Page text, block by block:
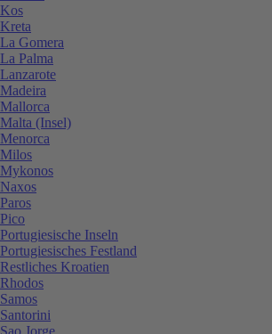
Kos
Kreta
La Gomera
La Palma
Lanzarote
Madeira
Mallorca
Malta (Insel)
Menorca
Milos
Mykonos
Naxos
Paros
Pico
Portugiesische Inseln
Portugiesisches Festland
Restliches Kroatien
Rhodos
Samos
Santorini
Sao Jorge